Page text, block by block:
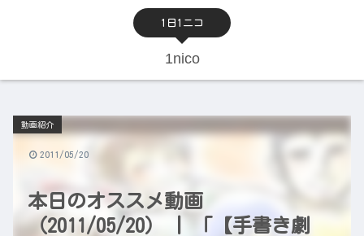
1日1ニコ
1nico
本日のオススメ動画
（2011/05/20） | 「【手書き劇
動画紹介
2011/05/20